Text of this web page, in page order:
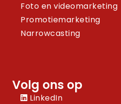
Foto en videomarketing
Promotiemarketing
Narrowcasting
Volg ons op
LinkedIn